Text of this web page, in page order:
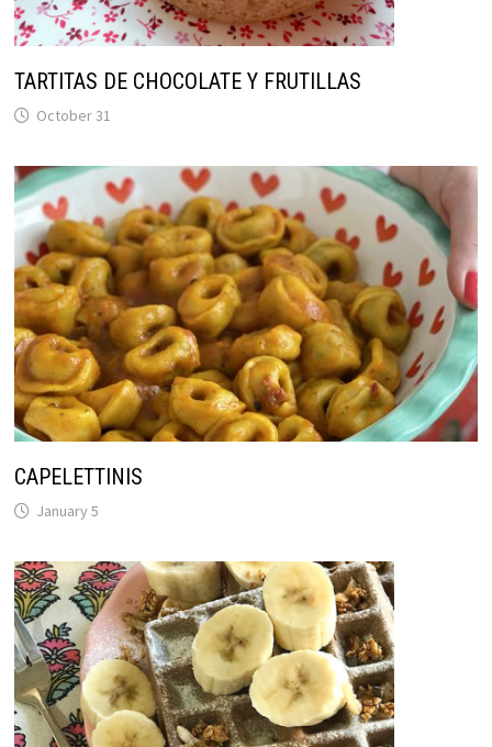
TARTITAS DE CHOCOLATE Y FRUTILLAS
October 31
CAPELETTINIS
January 5